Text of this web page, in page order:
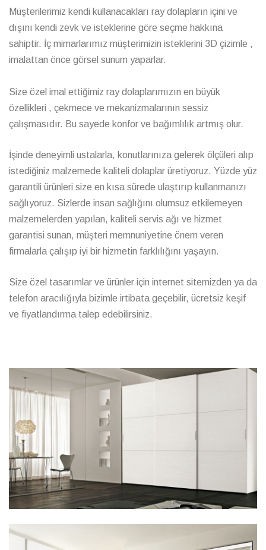
Müşterilerimiz kendi kullanacakları ray dolapların içini ve
dışını kendi zevk ve isteklerine göre seçme hakkına
sahiptir. İç mimarlarımız müşterimizin isteklerini 3D çizimle ,
imalattan önce görsel sunum yaparlar.
Size özel imal ettiğimiz ray dolaplarımızın en büyük
özellikleri , çekmece ve mekanizmalarının sessiz
çalışmasıdır. Bu sayede konfor ve bağımlılık artmış olur.
İşinde deneyimli ustalarla, konutlarınıza gelerek ölçüleri alıp
istediğiniz malzemede kaliteli dolaplar üretiyoruz. Yüzde yüz
garantili ürünleri size en kısa sürede ulaştırıp kullanmanızı
sağlıyoruz. Sizlerde insan sağlığını olumsuz etkilemeyen
malzemelerden yapılan, kaliteli servis ağı ve hizmet
garantisi sunan, müşteri memnuniyetine önem veren
firmalarla çalışıp iyi bir hizmetin farklılığını yaşayın.
Size özel tasarımlar ve ürünler için internet sitemizden ya da
telefon aracılığıyla bizimle irtibata geçebilir, ücretsiz keşif
ve fiyatlandırma talep edebilirsiniz.